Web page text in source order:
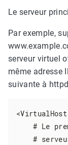
Le serveur
Par exemple,
serveur virtuel
même adresse
suivante à
# Le
#